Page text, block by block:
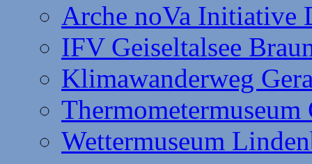
Arche noVa Initiative
IFV Geiseltalsee
Klimawanderweg
Thermometermuseum
Wettermuseum